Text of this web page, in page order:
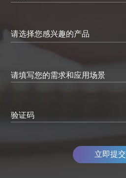
请填写您的需求和应用场景
验证码
立即提交